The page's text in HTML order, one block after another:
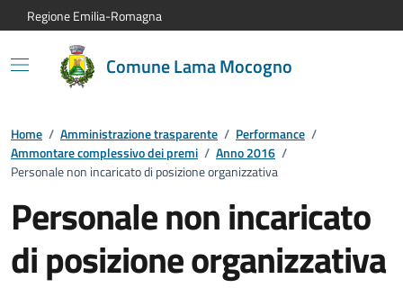
Vai al contenuto principale
Vai alla navigazione del sito
Vai al piede di pagina
Regione Emilia-Romagna
Comune Lama Mocogno
Home / Amministrazione trasparente / Performance /
Ammontare complessivo dei premi / Anno 2016 /
Personale non incaricato di posizione organizzativa
Personale non incaricato
di posizione organizzativa